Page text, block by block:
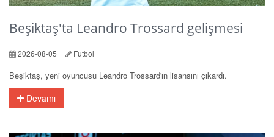
Beşiktaş'ta Leandro Trossard gelişmesi
2026-08-05 Futbol
Beşiktaş, yeni oyuncusu Leandro Trossard'ın lisansını çıkardı.
Devamı